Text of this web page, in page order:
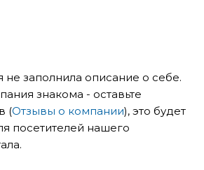
не заполнила описание о себе.
знакома - оставьте
(Отзывы о компании), это будет
посетителей нашего